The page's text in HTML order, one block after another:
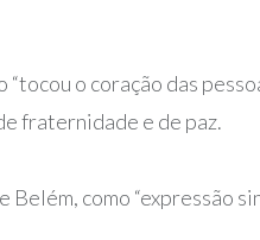
o coração das
fraternidade e de paz.
como “expressão